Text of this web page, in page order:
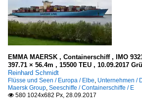
EMMA MAERSK , Containerschiff , IMO
397.71 × 56.4m , 15500 TEU , 10.09.2017
Reinhard Schmidt
Flüsse und Seen / Europa / Elbe, Unternehmen /
Maersk Group, Seeschiffe / Containerschiffe / E
 580 1024x682 Px, 28.09.2017